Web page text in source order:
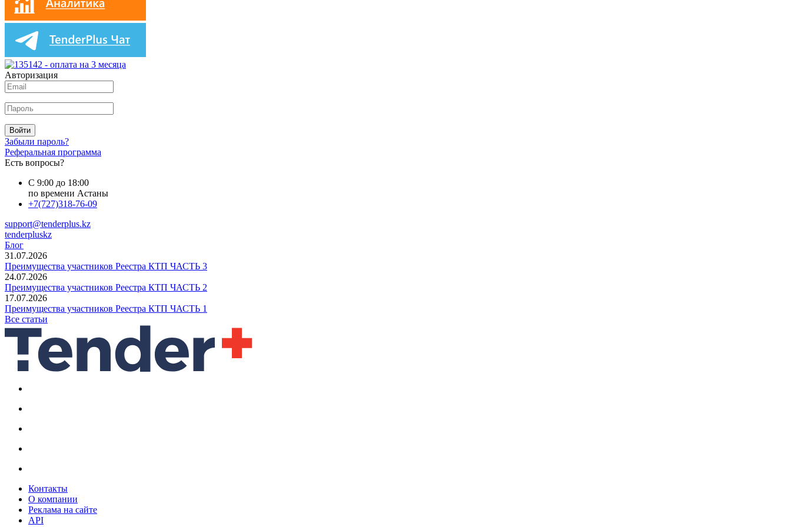
Авторизация
Войти
Забыли пароль?
Реферальная программа
Есть вопросы?
С 9:00 до 18:00
по времени Астаны
+7(727)318-76-09
support@tenderplus.kz
tenderpluskz
Блог
31.07.2026
Преимущества участников Реестра КТП ЧАСТЬ 3
24.07.2026
Преимущества участников Реестра КТП ЧАСТЬ 2
17.07.2026
Преимущества участников Реестра КТП ЧАСТЬ 1
Все статьи
Контакты
О компании
Реклама на сайте
API